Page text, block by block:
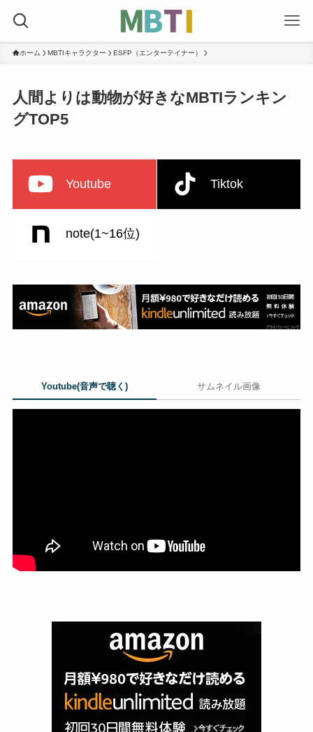
ホーム MBTIキャラクター ESFP（エンターテイナー）
人間よりは動物が好きなMBTIランキン
グTOP5
Youtube Tiktok
note(1~16位)
Youtube(音声で聴く) サムネイル画像